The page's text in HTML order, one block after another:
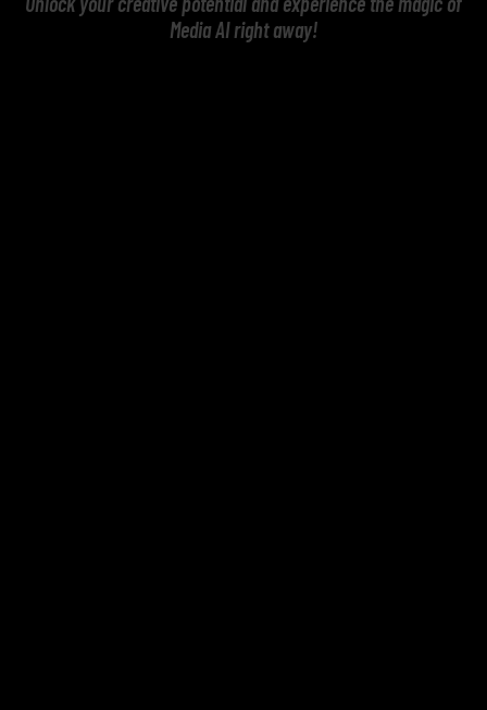
Media AI right away!